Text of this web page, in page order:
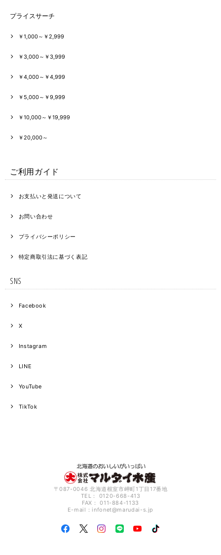
プライスサーチ
￥1,000～￥2,999
￥3,000～￥3,999
￥4,000～￥4,999
￥5,000～￥9,999
￥10,000～￥19,999
￥20,000～
ご利用ガイド
お支払いと発送について
お問い合わせ
プライバシーポリシー
特定商取引法に基づく表記
SNS
Facebook
X
Instagram
LINE
YouTube
TikTok
〒087-0046 北海道根室市岬町1丁目17番地
TEL： 0120-668-413
FAX： 011-884-1133
E-mail： infonet@marudai-s.jp